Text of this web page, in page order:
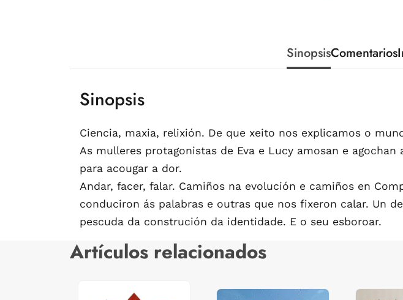
SinopsisComentarios
Sinopsis
Ciencia, maxia, relixión. De que xeito nos explicamos o
As mulleres protagonistas de Eva e Lucy amosan e
para acougar a dor.
Andar, facer, falar. Camiños na evolución e camiños en
conduciron ás palabras e outras que nos fixeron calar. Un
pescuda da construción da identidade. E o seu esboroar.
Artículos relacionados